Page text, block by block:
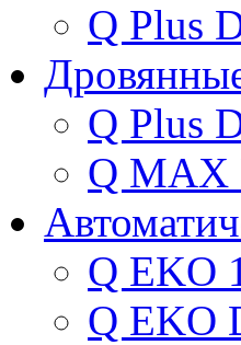
Q Plus
Q Plus
Q MAX
Q EKO
Q EKO